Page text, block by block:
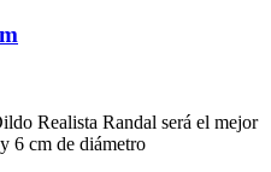
Realista Randal será el mejor
6 cm de diámetro